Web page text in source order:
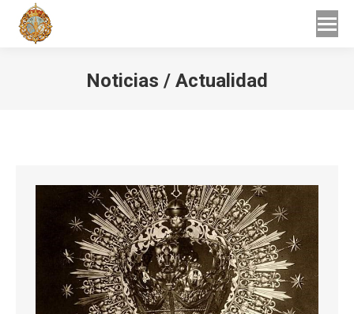
Noticias / Actualidad